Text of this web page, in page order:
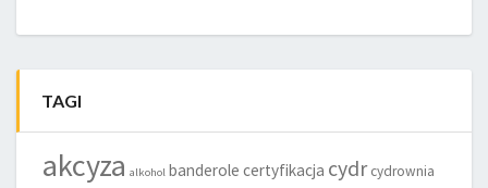
TAGI
akcyza alkohol banderole certyfikacja cydr cydrownia